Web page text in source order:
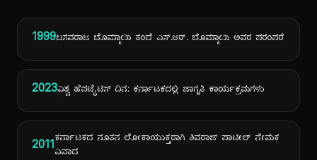
1999ಬಸವರಾಜ ಬೊಮ್ಮಾಯಿ ತಂದೆ ಎಸ್.ಆರ್. ಬೊಮ್ಮಾಯಿ ಅವರ ಪರಂಪರೆ
2023ವಿಶ್ವ ಹೆಪಟೈಟಿಸ್ ದಿನ: ಕರ್ನಾಟಕದಲ್ಲಿ ಜಾಗೃತಿ ಕಾರ್ಯಕ್ರಮಗಳು
2011ಕರ್ನಾಟಕದ ನೂತನ ಲೋಕಾಯುಕ್ತರಾಗಿ ಶಿವರಾಜ್ ಪಾಟೀಲ್ ನೇಮಕ
ವಿವಾದ